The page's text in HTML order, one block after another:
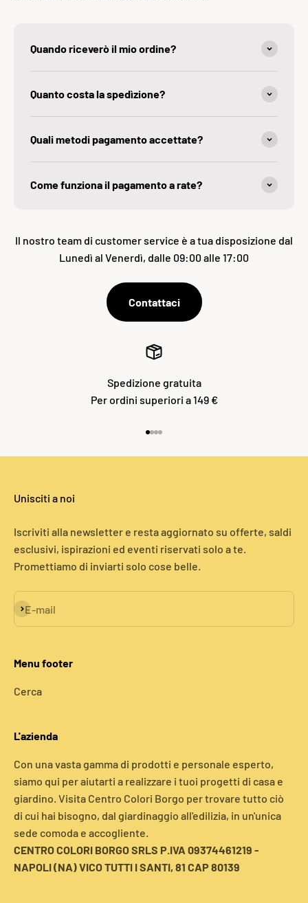
Quando riceverò il mio ordine?
Quanto costa la spedìzione?
Quali metodi pagamento accettate?
Come funziona il pagamento a rate?
Il nostro team di customer service è a tua disposizione dal
Lunedì al Venerdì, dalle 09:00 alle 17:00
Contattaci
Spedizione gratuita
Per ordini superiori a 149 €
Unisciti a noi
Iscriviti alla newsletter e resta aggiornato su offerte, saldi
esclusivi, ispirazioni ed eventi riservati solo a te.
Promettiamo di inviarti solo cose belle.
E-mail
Iscriviti alla newsletter
Menu footer
Cerca
L'azienda
Con una vasta gamma di prodotti e personale esperto,
siamo qui per aiutarti a realizzare i tuoi progetti di casa e
giardino. Visita Centro Colori Borgo per trovare tutto ciò
di cui hai bisogno, dal giardinaggio all'edilizia, in un'unica
sede comoda e accogliente.
CENTRO COLORI BORGO SRLS P.IVA 09374461219 -
NAPOLI (NA) VICO TUTTI I SANTI, 81 CAP 80139